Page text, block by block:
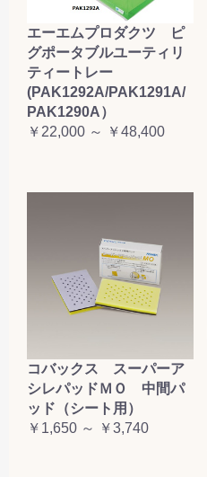
エーエムプロダクツ ピ
グポータブルユーティリ
ティートレー
(PAK1292A/PAK1291A/
PAK1290A）
￥22,000 ～ ￥48,400
コバックス スーパーア
シレパッドＭＯ 中間パ
ッド（シート用）
￥1,650 ～ ￥3,740